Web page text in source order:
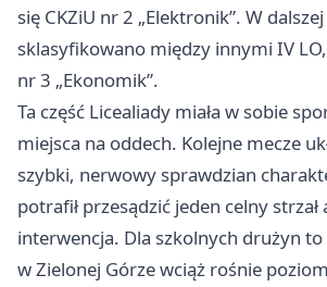
się CKZiU nr 2 „Elektronik”. W
sklasyfikowano między innymi IV
nr 3 „Ekonomik”.
Ta część Licealiady miała w sobie
miejsca na oddech. Kolejne mecze
szybki, nerwowy sprawdzian
potrafił przesądzić jeden celny
interwencja. Dla szkolnych drużyn to
w Zielonej Górze wciąż rośnie